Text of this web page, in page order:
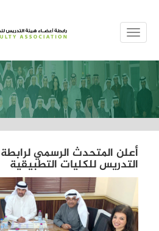
MENUE
أعلن المتحدث الرسمي
التدريس للكليات التطبيقية